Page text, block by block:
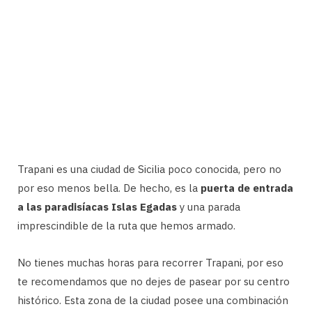
Trapani es una ciudad de Sicilia poco conocida, pero no
por eso menos bella. De hecho, es la puerta de entrada
a las paradisíacas Islas Egadas y una parada
imprescindible de la ruta que hemos armado.
No tienes muchas horas para recorrer Trapani, por eso
te recomendamos que no dejes de pasear por su centro
histórico. Esta zona de la ciudad posee una combinación